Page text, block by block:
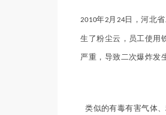
2010年2月 24日，河北
生了粉尘云，员工使用
严重，导致二次爆炸发
类似的有毒有害气体